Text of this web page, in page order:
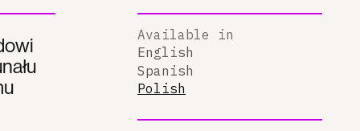
Available in
English
Spanish
Polish